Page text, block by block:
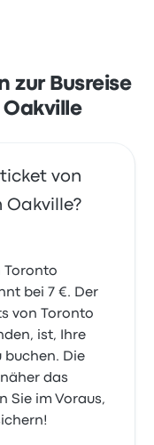
zur Busreise
Oakville
von
Oakville?
Toronto
bei 7 €. Der
von Toronto
ist, Ihre
buchen. Die
das
Sie im Voraus,